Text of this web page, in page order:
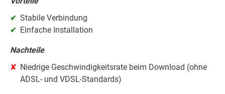
Stabile Verbindung
Einfache Installation
Nachteile
Niedrige Geschwindigkeitsrate beim Download (ohne
ADSL- und VDSL-Standards)